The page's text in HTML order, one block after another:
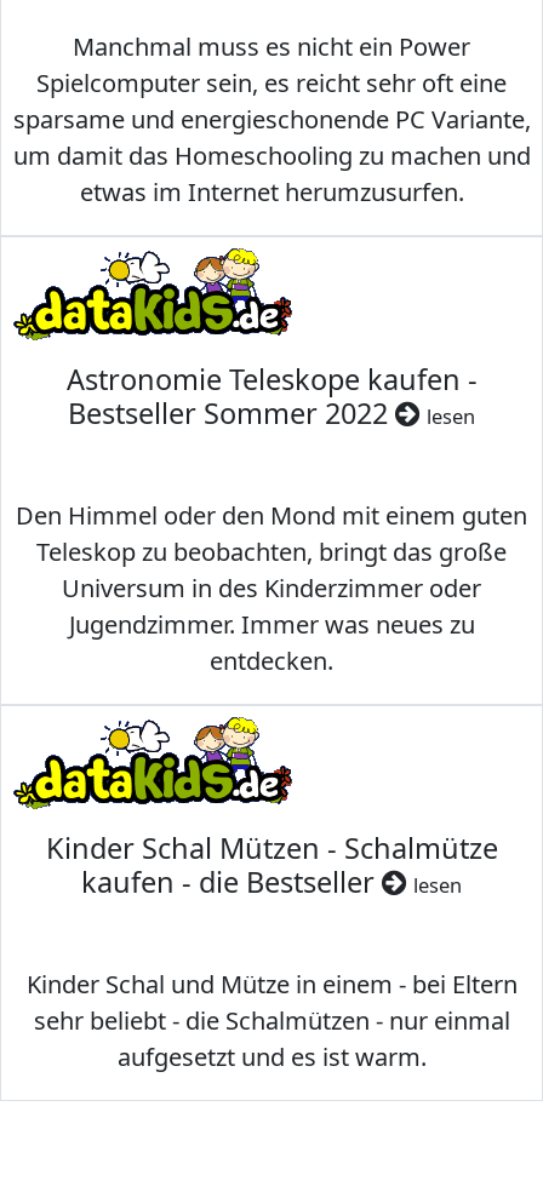
Manchmal muss es nicht ein Power
Spielcomputer sein, es reicht sehr oft eine
sparsame und energieschonende PC Variante,
um damit das Homeschooling zu machen und
etwas im Internet herumzusurfen.
Astronomie Teleskope kaufen -
Bestseller Sommer 2022
lesen
Den Himmel oder den Mond mit einem guten
Teleskop zu beobachten, bringt das große
Universum in des Kinderzimmer oder
Jugendzimmer. Immer was neues zu
entdecken.
Kinder Schal Mützen - Schalmütze
kaufen - die Bestseller
lesen
Kinder Schal und Mütze in einem - bei Eltern
sehr beliebt - die Schalmützen - nur einmal
aufgesetzt und es ist warm.